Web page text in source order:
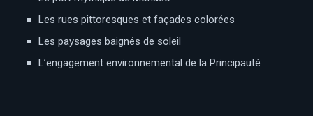
Les rues pittoresques et façades colorées
Les paysages baignés de soleil
L’engagement environnemental de la Principauté